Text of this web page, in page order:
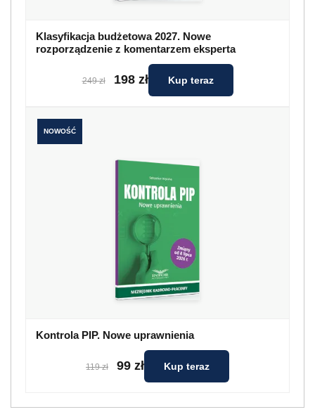
Klasyfikacja budżetowa 2027. Nowe
rozporządzenie z komentarzem eksperta
249 zł 198 zł Kup teraz
NOWOŚĆ
Kontrola PIP. Nowe uprawnienia
119 zł 99 zł Kup teraz